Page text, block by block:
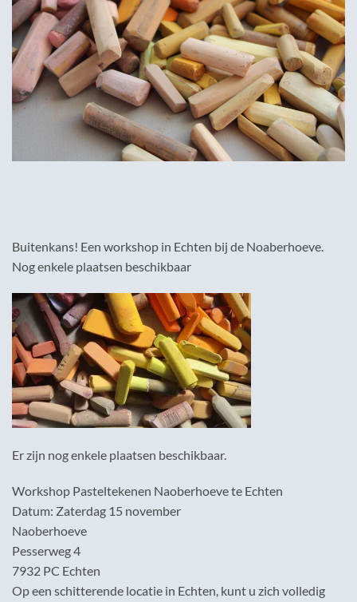
Buitenkans! Een workshop in Echten bij de Noaberhoeve.
Nog enkele plaatsen beschikbaar
Er zijn nog enkele plaatsen beschikbaar.
Workshop Pasteltekenen Naoberhoeve te Echten
Datum: Zaterdag 15 november
Naoberhoeve
Pesserweg 4
7932 PC Echten
Op een schitterende locatie in Echten, kunt u zich volledig